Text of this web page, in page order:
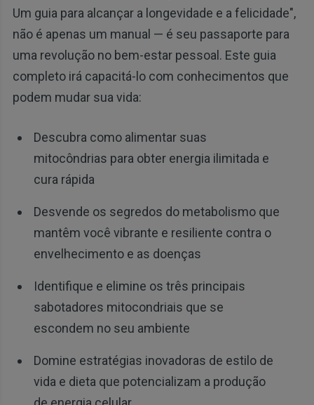
Um guia para alcançar a longevidade e a felicidade",
não é apenas um manual — é seu passaporte para
uma revolução no bem-estar pessoal. Este guia
completo irá capacitá-lo com conhecimentos que
podem mudar sua vida:
Descubra como alimentar suas
mitocôndrias para obter energia ilimitada e
cura rápida
Desvende os segredos do metabolismo que
mantêm você vibrante e resiliente contra o
envelhecimento e as doenças
Identifique e elimine os três principais
sabotadores mitocondriais que se
escondem no seu ambiente
Domine estratégias inovadoras de estilo de
vida e dieta que potencializam a produção